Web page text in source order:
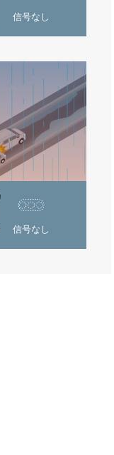
信号なし
信号なし